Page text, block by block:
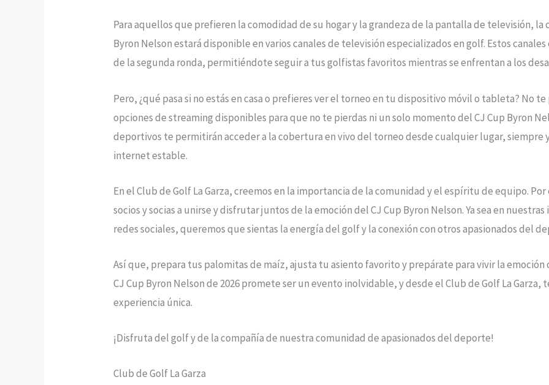
Para aquellos que prefieren la comodidad de su hogar y la grandeza de la pantalla de televisión,
Byron Nelson estará disponible en varios canales de televisión especializados en golf. Estos
de la segunda ronda, permitiéndote seguir a tus golfistas favoritos mientras se enfrentan a los
Pero, ¿qué pasa si no estás en casa o prefieres ver el torneo en tu dispositivo móvil o tableta? No
opciones de streaming disponibles para que no te pierdas ni un solo momento del CJ Cup Byron
deportivos te permitirán acceder a la cobertura en vivo del torneo desde cualquier lugar, siempre
internet estable.
En el Club de Golf La Garza, creemos en la importancia de la comunidad y el espíritu de equipo.
socios y socias a unirse y disfrutar juntos de la emoción del CJ Cup Byron Nelson. Ya sea en
redes sociales, queremos que sientas la energía del golf y la conexión con otros apasionados del
Así que, prepara tus palomitas de maíz, ajusta tu asiento favorito y prepárate para vivir la emoción
CJ Cup Byron Nelson de 2026 promete ser un evento inolvidable, y desde el Club de Golf La
experiencia única.
¡Disfruta del golf y de la compañía de nuestra comunidad de apasionados del deporte!
Club de Golf La Garza